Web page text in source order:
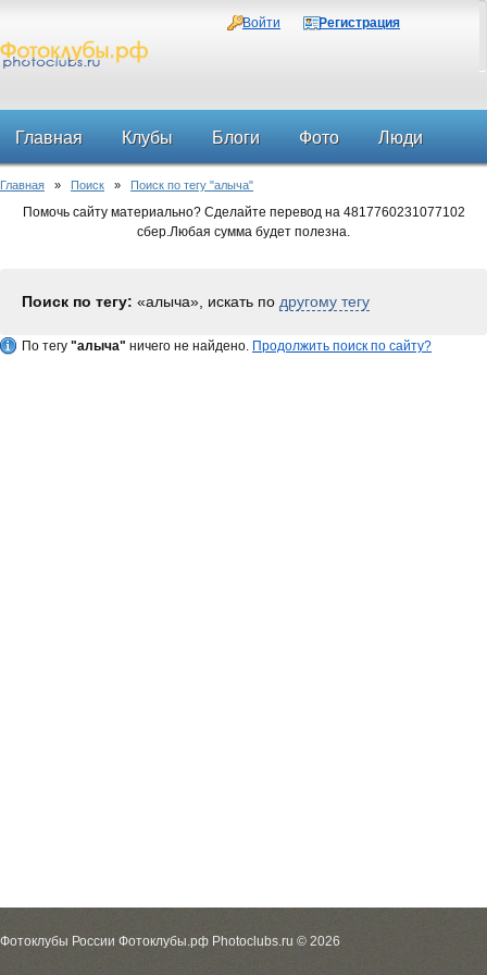
Войти Регистрация
Главная Клубы Блоги Фото Люди
Форум
Главная » Поиск » Поиск по тегу "алыча"
Помочь сайту материально? Сделайте перевод на 4817760231077102
сбер.Любая сумма будет полезна.
Поиск по тегу: «алыча», искать по другому тегу
По тегу "алыча" ничего не найдено. Продолжить поиск по сайту?
Фотоклубы России Фотоклубы.рф Photoclubs.ru © 2026